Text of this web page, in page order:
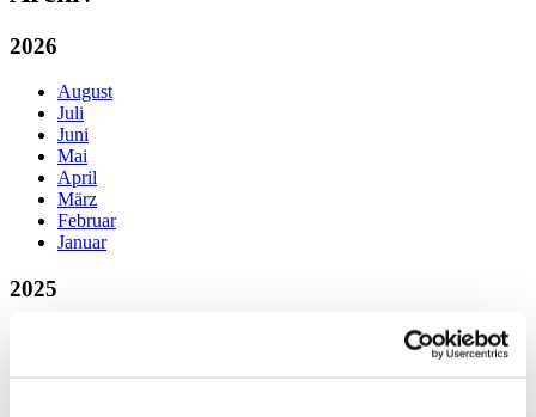
2026
August
Juli
Juni
Mai
April
März
Februar
Januar
2025
Oktober